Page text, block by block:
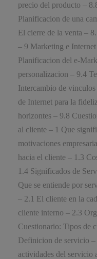
precio del producto –
Planificacion de una
El cierre de la venta –
– 9 Marketing e
Planificacion del e-
personalizacion – 9.4
Intercambio de
de Internet para la
horizontes – 9.8
al cliente – 1 Que
motivaciones
hacia el cliente – 1.3
1.4 Significados de
Que se entiende por
– 2.1 El cliente en la
cliente interno – 2.3
Cuestionario: Tipos de
Definicion de servicio
actividades del servicio